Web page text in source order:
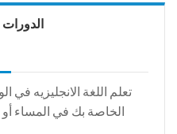
الدورات
تعلم اللغة الانجليزيه
الخاصة بك في المساء أو